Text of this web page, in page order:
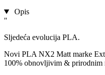
Opis
"
Sljedeća evolucija PLA.
Novi PLA NX2 Matt marke
100% obnovljivim & prirodnim